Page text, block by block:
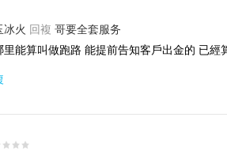
冰火 回複 哥要全套服务
里能算叫做跑路 能提前告知客戶出金的 已經